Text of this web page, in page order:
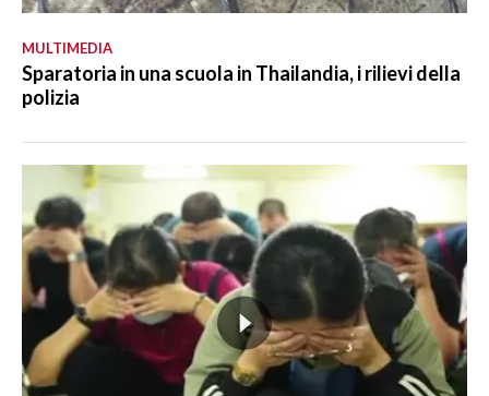
MULTIMEDIA
Sparatoria in una scuola in Thailandia, i rilievi della
polizia